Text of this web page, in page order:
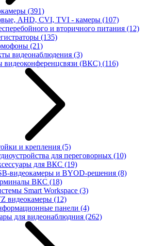
(391)
AHD, CVI, TVI - камеры (107)
и вторичного питания (12)
(135)
(21)
видеонаблюдения (3)
видеоконференцсвязи (ВКС) (116)
и крепления (5)
для переговорных (10)
для ВКС (19)
видеокамеры и BYOD-решения (8)
ВКС (18)
Smart Workspace (3)
видеокамеры (12)
панели (4)
для видеонаблюдния (262)